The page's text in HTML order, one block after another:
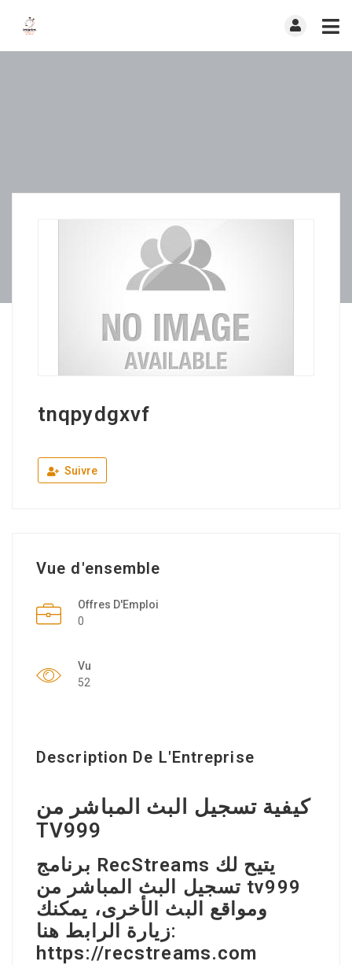
tnqpydgxvf
Suivre
Vue d'ensemble
Offres D'Emploi
0
Vu
52
Description De L'Entreprise
كيفية تسجيل البث المباشر من
TV999
برنامج RecStreams يتيح لك
تسجيل البث المباشر من tv999
ومواقع البث الأخرى، يمكنك
زيارة الرابط هنا:
https://recstreams.com